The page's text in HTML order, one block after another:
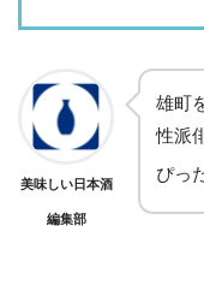
美味しい日本酒
編集部
雄町
性派
ぴっ